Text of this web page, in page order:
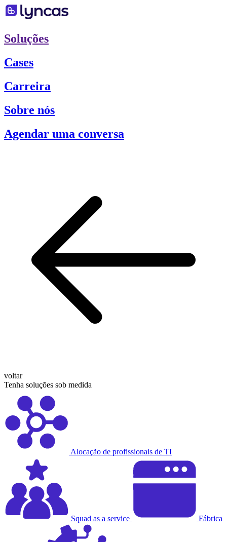
Soluções
Cases
Carreira
Sobre nós
Agendar uma conversa
voltar
Tenha soluções sob medida
Alocação de profissionais de TI
Squad as a service Fábrica